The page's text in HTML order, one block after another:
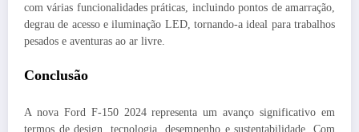
com várias funcionalidades práticas, incluindo pontos de amarração,
degrau de acesso e iluminação LED, tornando-a ideal para trabalhos
pesados e aventuras ao ar livre.
Conclusão
A nova Ford F-150 2024 representa um avanço significativo em
termos de design, tecnologia, desempenho e sustentabilidade. Com